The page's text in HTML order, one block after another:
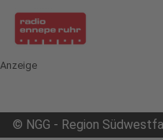
Anzeige
© NGG - Region